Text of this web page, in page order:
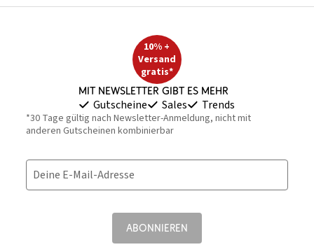
10% +
Versand
gratis*
Mit Newsletter gibt es mehr
Gutscheine Sales Trends
*30 Tage gültig nach Newsletter-Anmeldung, nicht mit
anderen Gutscheinen kombinierbar
Deine E-Mail-Adresse
ABONNIEREN